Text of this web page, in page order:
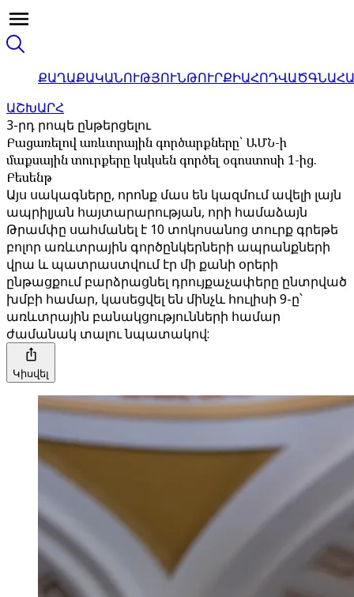
ՔԱՂԱՔԱԿԱՆՈՒԹՅՈՒՆԹՈՒՐՔԻԱՀՈԴՎԱԾ
ԱՇԽԱՐՀ
3-րդ րոպե ընթերցելու
Բացառելով առևտրային գործարքները՝ ԱՄՆ-ի
մաքսային տուրքերը կսկսեն գործել օգոստոսի 1-ից.
Բեսենթ
Այս սակագները, որոնք մաս են կազմում ավելի լայն
ապրիլյան հայտարարության, որի համաձայն
Թրամփը սահմանել է 10 տոկոսանոց տուրք գրեթե
բոլոր առևտրային գործընկերների ապրանքների
վրա և պատրաստվում էր մի քանի օրերի
ընթացքում բարձրացնել դրույքաչափերը ընտրված
խմբի համար, կասեցվել են մինչև հուլիսի 9-ը՝
առևտրային բանակցությունների համար
ժամանակ տալու նպատակով:
Կիսվել